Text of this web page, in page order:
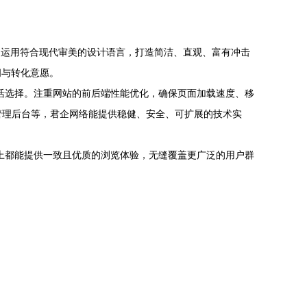
用符合现代审美的设计语言，打造简洁、直观、富有冲击
转化意愿。
择。注重网站的前后端性能优化，确保页面加载速度、移
后台等，君企网络能提供稳健、安全、可扩展的技术实
能提供一致且优质的浏览体验，无缝覆盖更广泛的用户群